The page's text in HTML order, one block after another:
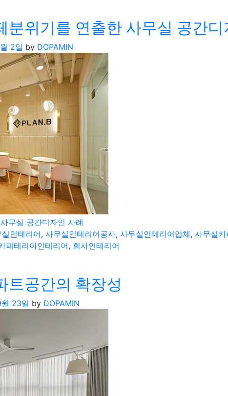
분위기를 연출한 사무실 공간디
2일 by DOPAMIN
무실 공간디자인 사례
인테리어, 사무실인테리어공사, 사무실인테리어업체, 사무실
페테리아인테리어, 회사인테리어
트공간의 확장성
23일 by DOPAMIN